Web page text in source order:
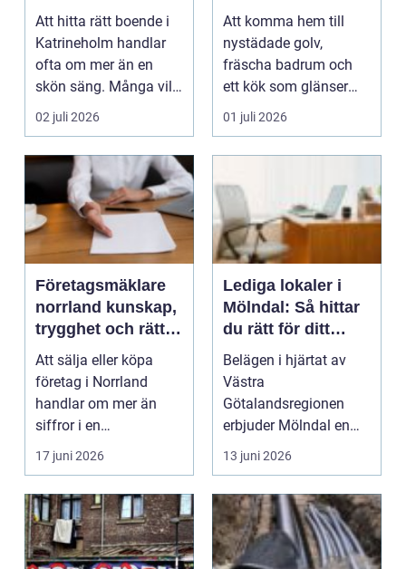
närhet till allt
Att hitta rätt boende i
Katrineholm handlar
ofta om mer än en
skön säng. Många vill
ha gångavstånd t...
02 juli 2026
mer tid i vardagen
Att komma hem till
nystädade golv,
fräscha badrum och
ett kök som glänser
ger ett lugn som
många sak...
01 juli 2026
Företagsmäklare
norrland kunskap,
trygghet och rätt
köpare
Att sälja eller köpa
företag i Norrland
handlar om mer än
siffror i en
balansräkning. För
många före...
17 juni 2026
Lediga lokaler i
Mölndal: Så hittar
du rätt för ditt
företag
Belägen i hjärtat av
Västra
Götalandsregionen
erbjuder Mölndal en
unik m&ou...
13 juni 2026